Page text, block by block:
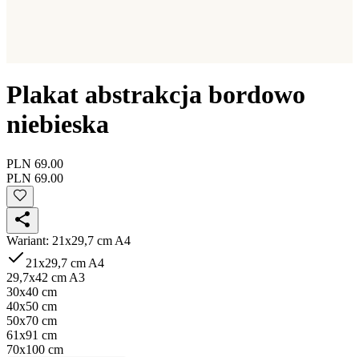
Plakat abstrakcja bordowo
niebieska
PLN 69.00
PLN 69.00
Wariant: 21x29,7 cm A4
21x29,7 cm A4
29,7x42 cm A3
30x40 cm
40x50 cm
50x70 cm
61x91 cm
70x100 cm